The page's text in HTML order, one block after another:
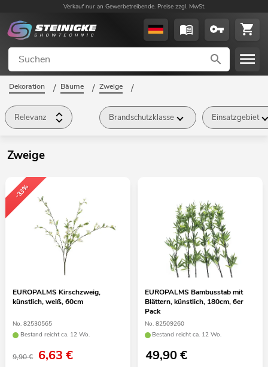
Verkauf nur an Gewerbetreibende. Preise zzgl. MwSt.
Dekoration / Bäume / Zweige /
Relevanz Brandschutzklasse Einsatzgebiet
Zweige
-33%
EUROPALMS Kirschzweig,
künstlich, weiß, 60cm
No. 82530565
Bestand reicht ca. 12 Wo.
9,90 € 6,63€
EUROPALMS Bambusstab mit
Blättern, künstlich, 180cm, 6er
Pack
No. 82509260
Bestand reicht ca. 12 Wo.
49,90€